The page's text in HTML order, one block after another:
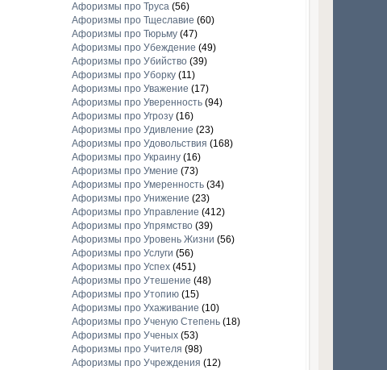
Афоризмы про Труса(56)
Афоризмы про Тщеславие (60)
Афоризмы про Тюрьму(47)
Афоризмы про Убеждение (49)
Афоризмы про Убийство(39)
Афоризмы про Уборку(11)
Афоризмы про Уважение (17)
Афоризмы про Уверенность(94)
Афоризмы про Угрозу(16)
Афоризмы про Удивление (23)
Афоризмы про Удовольствия (168)
Афоризмы про Украину(16)
Афоризмы про Умение (73)
Афоризмы про Умеренность(34)
Афоризмы про Унижение (23)
Афоризмы про Управление (412)
Афоризмы про Упрямство(39)
Афоризмы про Уровень Жизни (56)
Афоризмы про Услуги (56)
Афоризмы про Успех(451)
Афоризмы про Утешение (48)
Афоризмы про Утопию(15)
Афоризмы про Ухаживание (10)
Афоризмы про Ученую Степень(18)
Афоризмы про Ученых(53)
Афоризмы про Учителя (98)
Афоризмы про Учреждения (12)